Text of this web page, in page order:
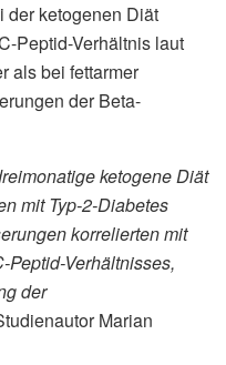
der ketogenen Diät
Peptid-Verhältnis laut
als bei fettarmer
der Beta-
ketogene Diät
mit Typ-2-Diabetes
korrelierten mit
Peptid-Verhältnisses,
der
Marian